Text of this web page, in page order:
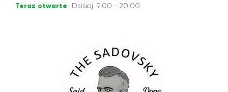
Teraz otwarte Dzisiaj: 9:00 - 20:00